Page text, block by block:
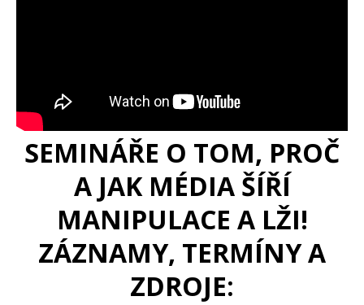
SEMINÁŘE O TOM, PROČ
A JAK MÉDIA ŠÍŘÍ
MANIPULACE A LŽI!
ZÁZNAMY, TERMÍNY A
ZDROJE: